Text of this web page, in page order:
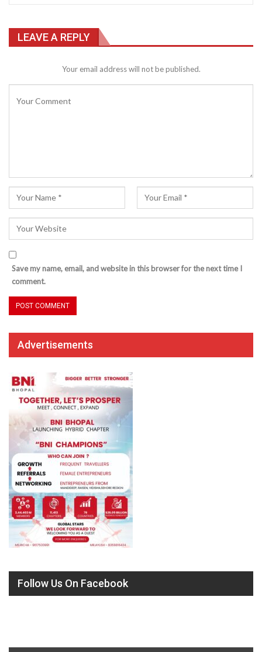
LEAVE A REPLY
Your email address will not be published.
Save my name, email, and website in this browser for the next time I
comment.
Advertisements
Follow Us On Facebook